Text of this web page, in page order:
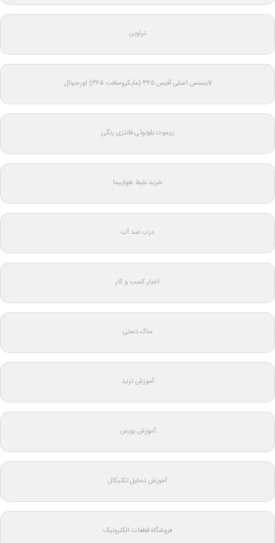
تراوین
لایسنس اصلی آفیس ۳۶۵ (مایکروسافت ۳۶۵) اورجینال
ریموت بلوتوثی فانتزی رنگی
خرید بلیط هواپیما
درب ضد آب
اخبار کسب و کار
ساک دستی
آموزش ترید
آموزش بورس
آموزش تحلیل تکنیکال
فروشگاه قطعات الکترونیک